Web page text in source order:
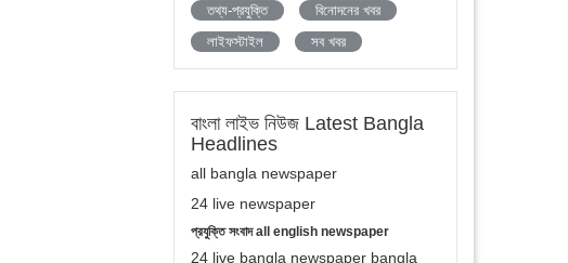
তথ্য-প্রযুক্তি
বিনোদনের খবর
লাইফস্টাইল
সব খবর
বাংলা লাইভ নিউজ Latest Bangla
Headlines
all bangla newspaper
24 live newspaper
প্রযুক্তি সংবাদ all english newspaper
24 live bangla newspaper bangla